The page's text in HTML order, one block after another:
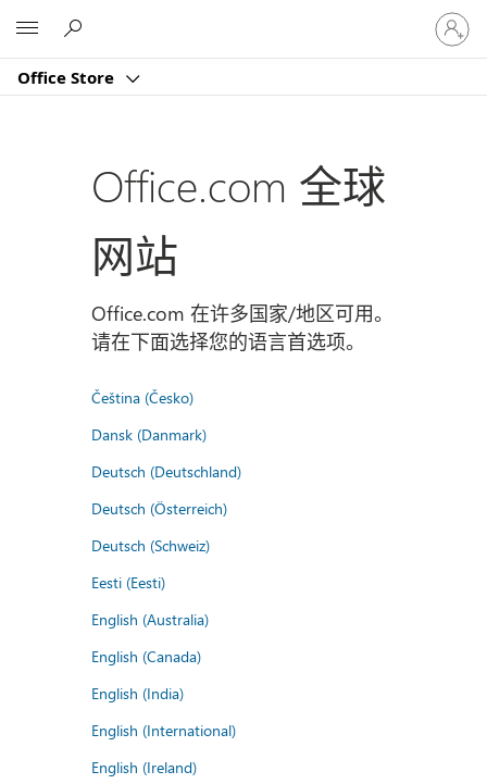
Office Store
请
登
录
Office.com 全球
网站
Office.com 在许多国家/地区可用。
请在下面选择您的语言首选项。
Čeština (Česko)
Dansk (Danmark)
Deutsch (Deutschland)
Deutsch (Österreich)
Deutsch (Schweiz)
Eesti (Eesti)
English (Australia)
English (Canada)
English (India)
English (International)
English (Ireland)